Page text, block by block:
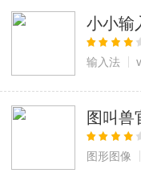
小小输
输入法
图叫兽
图形图像